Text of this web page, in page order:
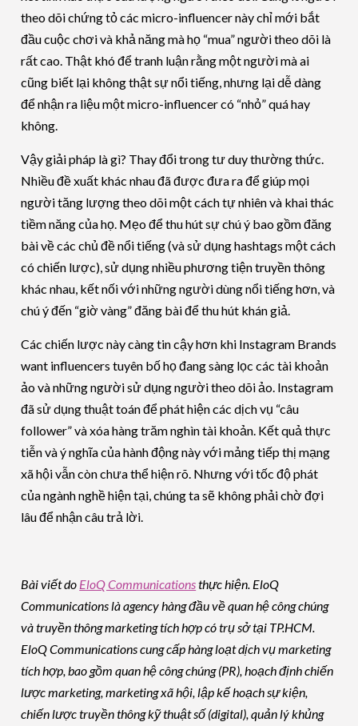
theo dõi chứng tỏ các micro-influencer này chỉ mới bắt
đầu cuộc chơi và khả năng mà họ “mua” người theo dõi là
rất cao. Thật khó để tranh luận rằng một người mà ai
cũng biết lại không thật sự nổi tiếng, nhưng lại dễ dàng
để nhận ra liệu một micro-influencer có “nhỏ” quá hay
không.
Vậy giải pháp là gì? Thay đổi trong tư duy thường thức.
Nhiều đề xuất khác nhau đã được đưa ra để giúp mọi
người tăng lượng theo dõi một cách tự nhiên và khai thác
tiềm năng của họ. Mẹo để thu hút sự chú ý bao gồm đăng
bài về các chủ đề nổi tiếng (và sử dụng hashtags một cách
có chiến lược), sử dụng nhiều phương tiện truyền thông
khác nhau, kết nối với những người dùng nổi tiếng hơn, và
chú ý đến “giờ vàng” đăng bài để thu hút khán giả.
Các chiến lược này càng tin cậy hơn khi Instagram Brands
want influencers tuyên bố họ đang sàng lọc các tài khoản
ảo và những người sử dụng người theo dõi ảo. Instagram
đã sử dụng thuật toán để phát hiện các dịch vụ “câu
follower” và xóa hàng trăm nghìn tài khoản. Kết quả thực
tiễn và ý nghĩa của hành động này với mảng tiếp thị mạng
xã hội vẫn còn chưa thể hiện rõ. Nhưng với tốc độ phát
của ngành nghề hiện tại, chúng ta sẽ không phải chờ đợi
lâu để nhận câu trả lời.
Bài viết do EloQ Communicationsthực hiện. EloQ
Communications là agency hàng đầu về quan hệ công chúng
và truyền thông marketing tích hợp có trụ sở tại TP.HCM.
EloQ Communications cung cấp hàng loạt dịch vụ marketing
tích hợp, bao gồm quan hệ công chúng (PR), hoạch định chiến
lược marketing, marketing xã hội, lập kế hoạch sự kiện,
chiến lược truyền thông kỹ thuật số (digital), quản lý khủng